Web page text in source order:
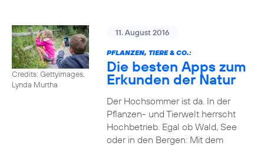
Credits: Gettyimages,
Lynda Murtha
11. August 2016
PFLANZEN, TIERE & CO.:
Die besten Apps zum
Erkunden der Natur
Der Hochsommer ist da. In der
Pflanzen- und Tierwelt herrscht
Hochbetrieb. Egal ob Wald, See
oder in den Bergen: Mit dem